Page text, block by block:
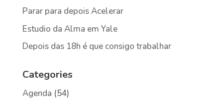
Parar para depois Acelerar
Estudio da Alma em Yale
Depois das 18h é que consigo trabalhar
Categories
Agenda (54)